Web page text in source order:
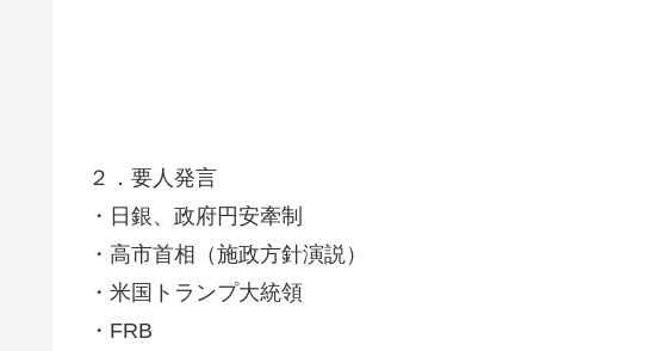
２．要人発言
・日銀、政府円安牽制
・高市首相（施政方針演説）
・米国トランプ大統領
・FRB